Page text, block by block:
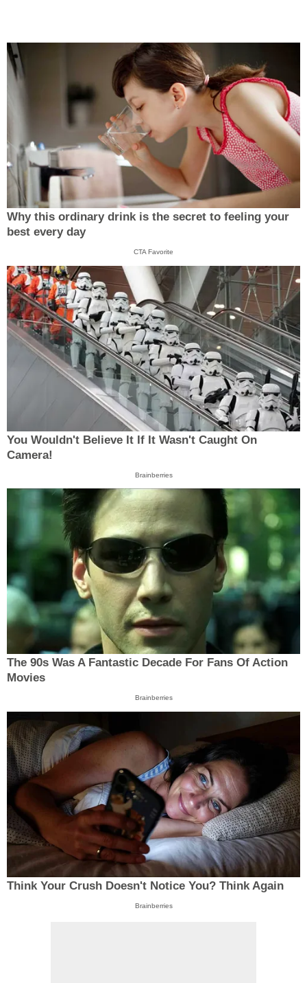
Why this ordinary drink is the secret to feeling your
best every day
CTA Favorite
You Wouldn't Believe It If It Wasn't Caught On
Camera!
Brainberries
The 90s Was A Fantastic Decade For Fans Of Action
Movies
Brainberries
Think Your Crush Doesn't Notice You? Think Again
Brainberries